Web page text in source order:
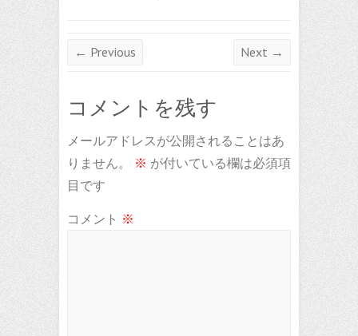
← Previous Next →
コメントを残す
メールアドレスが公開されることはあ
りません。
※ が付いている欄は必須項
目です
コメント ※